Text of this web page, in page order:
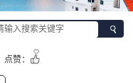
点赞：